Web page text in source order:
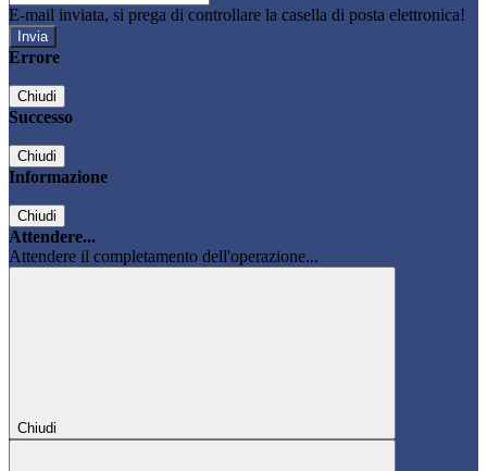
E-mail inviata, si prega di controllare la casella di posta elettronica!
Errore
Chiudi
Successo
Chiudi
Informazione
Chiudi
Attendere...
Attendere il completamento dell'operazione...
Chiudi